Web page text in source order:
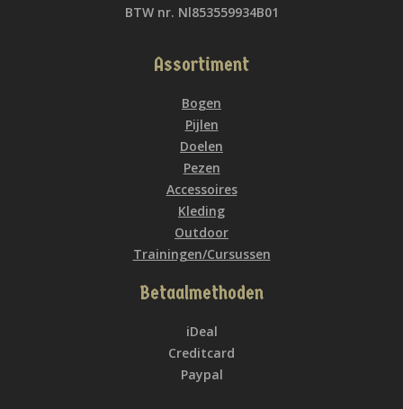
BTW nr. Nl853559934B01
Assortiment
Bogen
Pijlen
Doelen
Pezen
Accessoires
Kleding
Outdoor
Trainingen/Cursussen
Betaalmethoden
iDeal
Creditcard
Paypal